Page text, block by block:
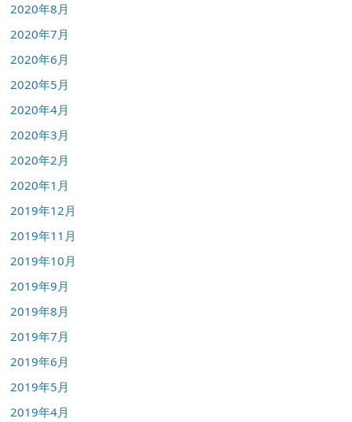
2020年8月
2020年7月
2020年6月
2020年5月
2020年4月
2020年3月
2020年2月
2020年1月
2019年12月
2019年11月
2019年10月
2019年9月
2019年8月
2019年7月
2019年6月
2019年5月
2019年4月